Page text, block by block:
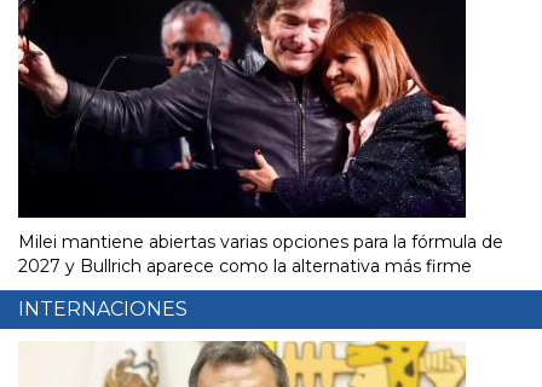
Milei mantiene abiertas varias opciones para la fórmula de
2027 y Bullrich aparece como la alternativa más firme
INTERNACIONES